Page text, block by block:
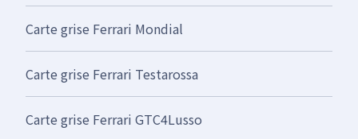
Carte grise Ferrari Mondial
Carte grise Ferrari Testarossa
Carte grise Ferrari GTC4Lusso